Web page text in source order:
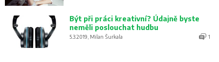
Být při práci kreativní? Údajně byste
neměli poslouchat hudbu
5.3.2019, Milan Šurkala 1